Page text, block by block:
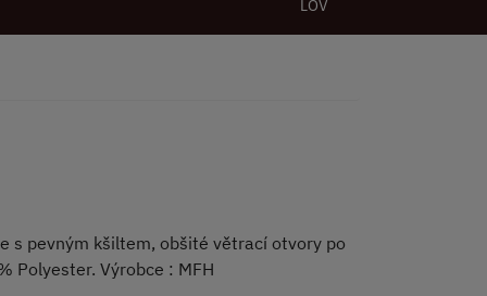
LOV
s pevným kšiltem, obšité větrací otvory po
Polyester. Výrobce : MFH